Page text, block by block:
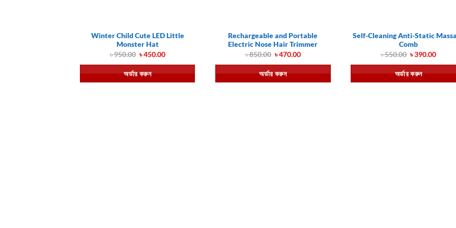
Winter Child Cute LED Little
Monster Hat
৳950.00 Original
was:
৳ 950.00.
৳450.00Current
is:
৳ 450.00.
অর্ডার করুন
Rechargeable and Portable
Electric Nose Hair Trimmer
৳850.00 Original
was:
৳ 850.00.
৳470.00Current
is:
৳ 470.00.
অর্ডার করুন
Self-Cleaning Anti-Static
Comb
৳550.00 Original
was:
৳ 550.00.
৳390.00
is:
৳
অর্ডার করুন